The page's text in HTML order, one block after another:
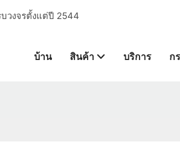
วงจรตั้งแต่ปี 2544
บ้าน สินค้า บริการ ก